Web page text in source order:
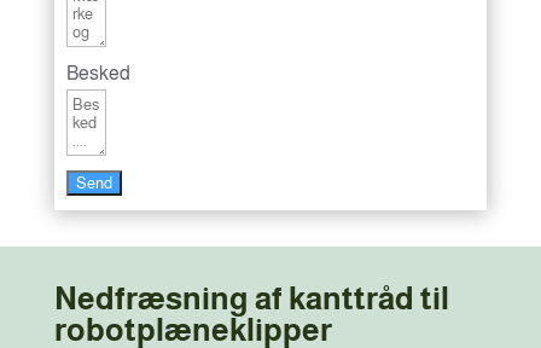
Besked
Send
Nedfræsning af kanttråd til
robotplæneklipper